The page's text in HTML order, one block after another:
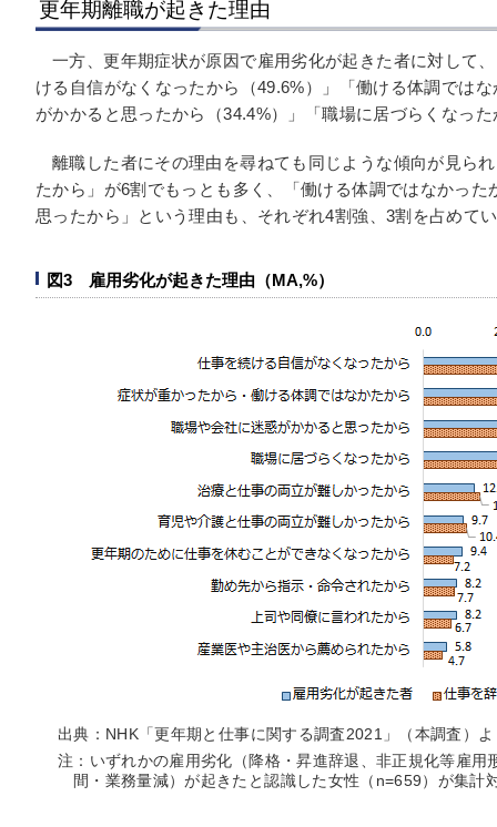
更年期離職が起きた理由
一方、更年期症状が原因で雇用劣化が起きた者に対して
ける自信がなくなったから（49.6%）」「働ける体調では
がかかると思ったから（34.4%）」「職場に居づらくなっ
離職した者にその理由を尋ねても同じような傾向が見ら
たから」が6割でもっとも多く、「働ける体調ではなかっ
思ったから」という理由も、それぞれ4割強、3割を占めて
図3 雇用劣化が起きた理由（MA,%）
出典：NHK「更年期と仕事に関する調査2021」（本調査）
注：いずれかの雇用劣化（降格・昇進辞退、非正規化等雇
間・業務量減）が起きたと認識した女性（n=659）が集計